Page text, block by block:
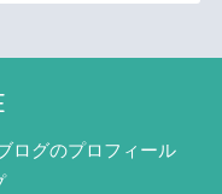
ログのプロフィール